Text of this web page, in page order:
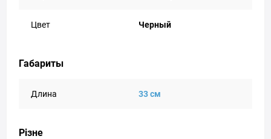
Цвет Черный
Габариты
Длина 33 см
Різне